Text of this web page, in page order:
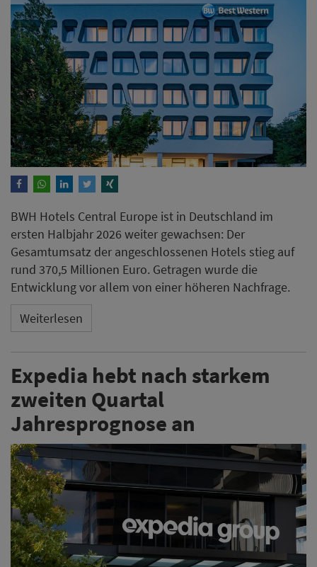
BWH Hotels Central Europe ist in Deutschland im
ersten Halbjahr 2026 weiter gewachsen: Der
Gesamtumsatz der angeschlossenen Hotels stieg auf
rund 370,5 Millionen Euro. Getragen wurde die
Entwicklung vor allem von einer höheren Nachfrage.
Weiterlesen
Expedia hebt nach starkem
zweiten Quartal
Jahresprognose an